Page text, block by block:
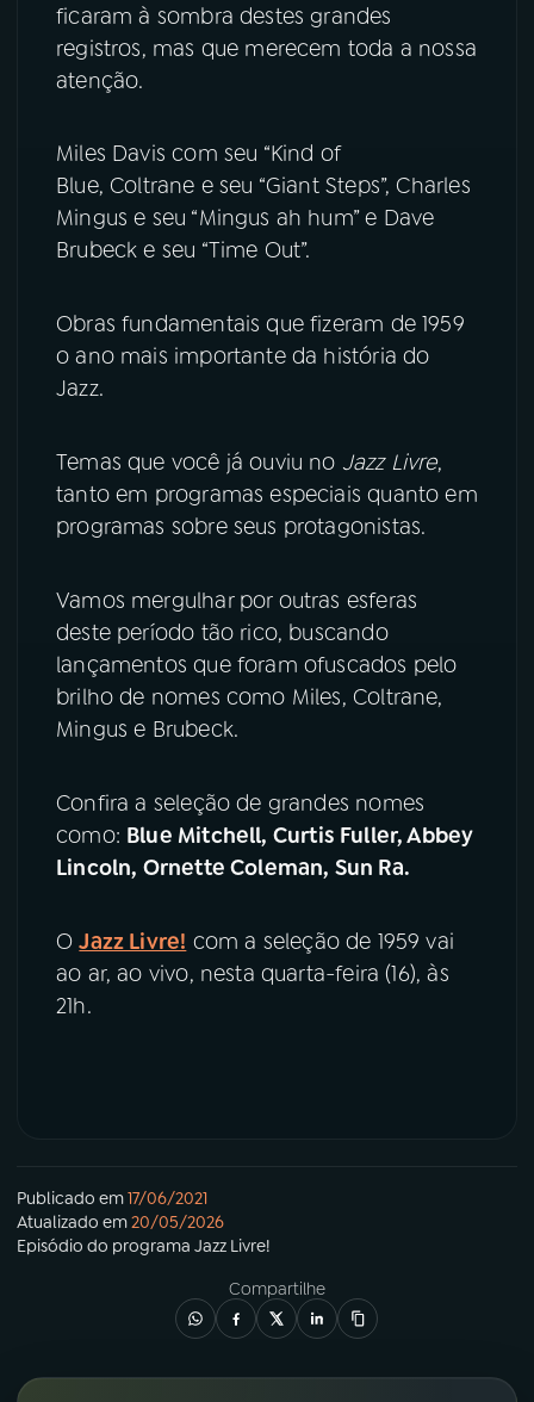
TikTok
ficaram à sombra destes grandes
registros, mas que merecem toda a nossa
atenção.
Miles Davis com seu “Kind of
Blue, Coltrane e seu “Giant Steps”, Charles
Mingus e seu “Mingus ah hum” e Dave
Brubeck e seu “Time Out”.
Obras fundamentais que fizeram de 1959
o ano mais importante da história do
Jazz.
Temas que você já ouviu no Jazz Livre,
tanto em programas especiais quanto em
programas sobre seus protagonistas.
Vamos mergulhar por outras esferas
deste período tão rico, buscando
lançamentos que foram ofuscados pelo
brilho de nomes como Miles, Coltrane,
Mingus e Brubeck.
Confira a seleção de grandes nomes
como: Blue Mitchell, Curtis Fuller, Abbey
Lincoln, Ornette Coleman, Sun Ra.
OJazz Livre! com a seleção de 1959 vai
ao ar, ao vivo, nesta quarta-feira (16), às
21h.
Publicado em17/06/2021
Atualizado em20/05/2026
Episódio do programa Jazz Livre!
Compartilhe